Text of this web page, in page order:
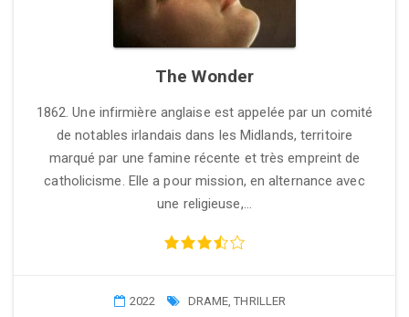
The Wonder
1862. Une infirmière anglaise est appelée par un comité
de notables irlandais dans les Midlands, territoire
marqué par une famine récente et très empreint de
catholicisme. Elle a pour mission, en alternance avec
une religieuse,…
2022 DRAME,THRILLER